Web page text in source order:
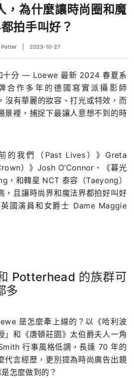
，為什麼讓時尚圈和魔
拍手叫好？
Potter 2023-10-27
十分 — Loewe 最新 2024 春夏系
合作多年的德國寫實派攝影師
有華麗的妝容、打光或特效，而
景裡，捕捉下最讓人意想不到的時
的我們（Past Lives）》Greta
）》Josh O’Connor、《暮光
，和韓星 NCT 泰容（Taeyong）
，且讓時尚界和魔法界都拍好叫好
國演員和女爵士 Dame Maggie
Potterhead 的族群可
多
是怎麼牽上線的？以《哈利波
」和《唐頓莊園》太伯爵夫人一角
行事風格低調，長達 70 年的
代言經歷，更別提為時尚廣告出鏡
怎麼做到的？